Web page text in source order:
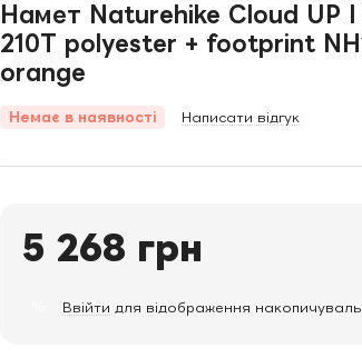
Намет Naturehike Cloud UP I
210T polyester + footprint
orange
Немає в наявності Написати відгук
5 268 грн
Ввійти для відображення